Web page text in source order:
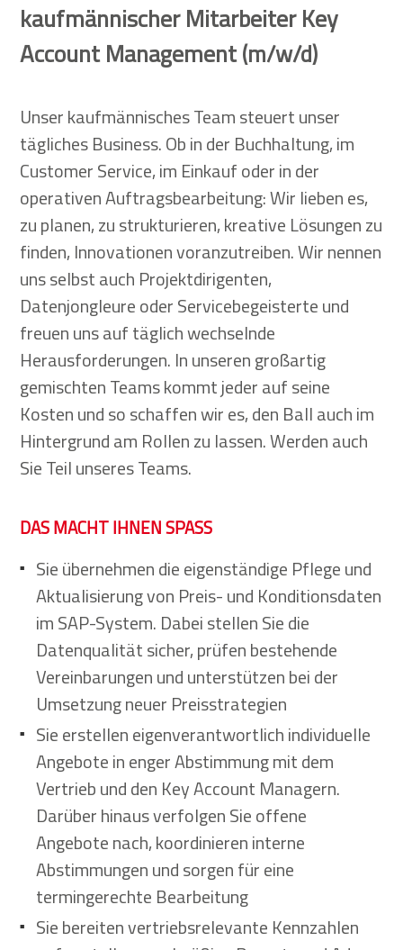
kaufmännischer Mitarbeiter Key
Account Management(m/w/d)
Unser kaufmännisches Team steuert unser
tägliches Business. Ob in der Buchhaltung, im
Customer Service, im Einkauf oder in der
operativen Auftragsbearbeitung: Wir lieben es,
zu planen, zu strukturieren, kreative Lösungen zu
finden, Innovationen voranzutreiben. Wir nennen
uns selbst auch Projektdirigenten,
Datenjongleure oder Servicebegeisterte und
freuen uns auf täglich wechselnde
Herausforderungen. In unseren großartig
gemischten Teams kommt jeder auf seine
Kosten und so schaffen wir es, den Ball auch im
Hintergrund am Rollen zu lassen. Werden auch
Sie Teil unseres Teams.
DAS MACHT IHNEN SPASS
Sie übernehmen die eigenständige Pflege und
Aktualisierung von Preis- und Konditionsdaten
im SAP-System. Dabei stellen Sie die
Datenqualität sicher, prüfen bestehende
Vereinbarungen und unterstützen bei der
Umsetzung neuer Preisstrategien
Sie erstellen eigenverantwortlich individuelle
Angebote in enger Abstimmung mit dem
Vertrieb und den Key Account Managern.
Darüber hinaus verfolgen Sie offene
Angebote nach, koordinieren interne
Abstimmungen und sorgen für eine
termingerechte Bearbeitung
Sie bereiten vertriebsrelevante Kennzahlen